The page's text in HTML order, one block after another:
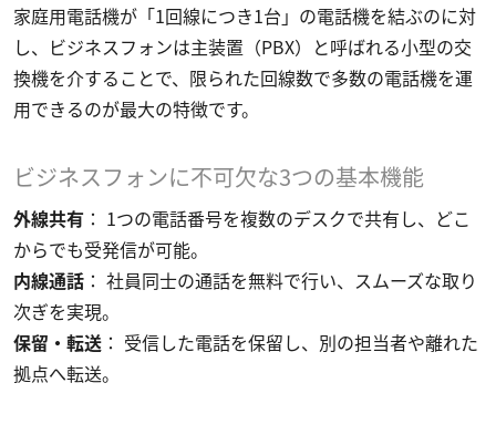
家庭用電話機が「1回線につき1台」の電話機を結ぶのに対
し、ビジネスフォンは主装置（PBX）と呼ばれる小型の交
換機を介することで、限られた回線数で多数の電話機を運
用できるのが最大の特徴です。
ビジネスフォンに不可欠な3つの基本機能
外線共有： 1つの電話番号を複数のデスクで共有し、どこ
からでも受発信が可能。
内線通話： 社員同士の通話を無料で行い、スムーズな取り
次ぎを実現。
保留・転送： 受信した電話を保留し、別の担当者や離れた
拠点へ転送。